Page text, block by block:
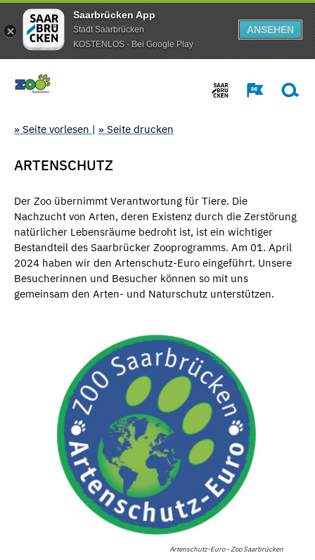
Saarbrücken App
Stadt Saarbrücken
KOSTENLOS - Bei Google Play
ANSEHEN
» Seite vorlesen | » Seite drucken
ARTENSCHUTZ
Der Zoo übernimmt Verantwortung für Tiere. Die
Nachzucht von Arten, deren Existenz durch die Zerstörung
natürlicher Lebensräume bedroht ist, ist ein wichtiger
Bestandteil des Saarbrücker Zooprogramms. Am 01. April
2024 haben wir den Artenschutz-Euro eingeführt. Unsere
Besucherinnen und Besucher können so mit uns
gemeinsam den Arten- und Naturschutz unterstützen.
Artenschutz-Euro - Zoo Saarbrücken